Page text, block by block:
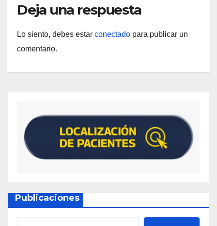
Deja una respuesta
Lo siento, debes estar conectado para publicar un
comentario.
Publicaciones